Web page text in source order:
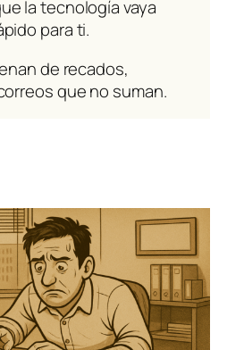
la tecnología vaya
para ti.
de recados,
que no suman.